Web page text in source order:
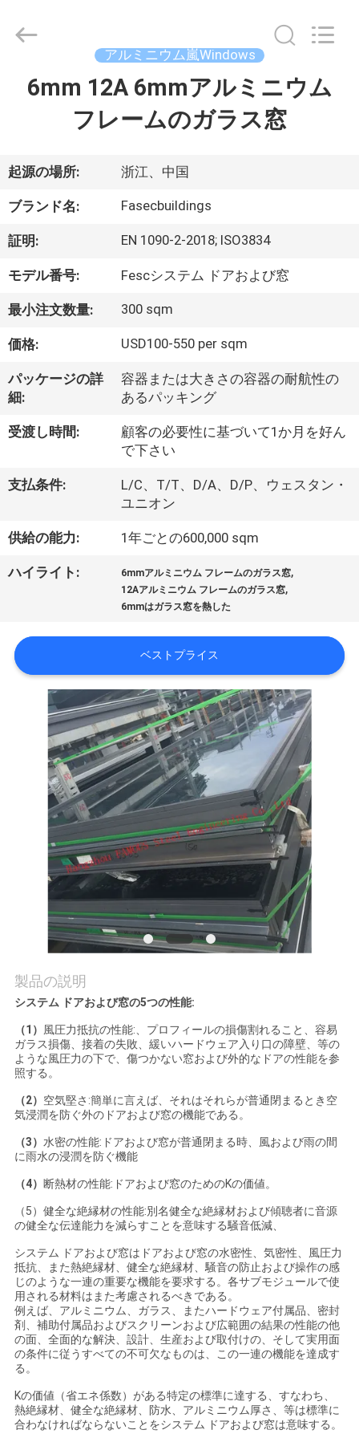
ロ
ダ
ク
ト
達
に
つ
て
工
場
行
絡
し
な
さ
い
ニ
ュ
ー
ス
場
合
引
2021
Buildings
Co.,Ltd..
アルミニウム嵐Windows
6mm 12A 6mmアルミニウム
フレームのガラス窓
起源の場所: 浙江、中国
ブランド名: Fasecbuildings
証明: EN 1090-2-2018; ISO3834
モデル番号: Fescシステム ドアおよび窓
最小注文数量: 300 sqm
価格: USD100-550 per sqm
パッケージの詳
細:
容器または大きさの容器の耐航性の
あるパッキング
受渡し時間:
顧客の必要性に基づいて1か月を好ん
で下さい
支払条件:
L/C、T/T、D/A、D/P、ウェスタン・
ユニオン
供給の能力: 1年ごとの600,000 sqm
ハイライト: 6mmアルミニウム フレームのガラス窓,
12Aアルミニウム フレームのガラス窓,
6mmはガラス窓を熱した
ベストプライス
製品の説明
システム ドアおよび窓の5つの性能:
（1） 風圧力抵抗の性能:、プロフィールの損傷割れること、容易
ガラス損傷、接着の失敗、緩いハードウェア入り口の障壁、等の
ような風圧力の下で、傷つかない窓および外的なドアの性能を参
照する。
（2） 空気堅さ:簡単に言えば、それはそれらが普通閉まるとき空
気浸潤を防ぐ外のドアおよび窓の機能である。
（3） 水密の性能:ドアおよび窓が普通閉まる時、風および雨の間
に雨水の浸潤を防ぐ機能
（4） 断熱材の性能:ドアおよび窓のためのKの価値。
（5）健全な絶縁材の性能:別名健全な絶縁材および傾聴者に音源
の健全な伝達能力を減らすことを意味する騒音低減、
システム ドアおよび窓はドアおよび窓の水密性、気密性、風圧力
抵抗、また熱絶縁材、健全な絶縁材、騒音の防止および操作の感
じのような一連の重要な機能を要求する。各サブモジュールで使
用される材料はまた考慮されるべきである。
例えば、アルミニウム、ガラス、またハードウェア付属品、密封
剤、補助付属品およびスクリーンおよび広範囲の結果の性能の他
の面、全面的な解決、設計、生産および取付けの、そして実用面
の条件に従うすべての不可欠なものは、この一連の機能を達成す
る。
Kの価値（省エネ係数）がある特定の標準に達する、すなわち、
熱絶縁材、健全な絶縁材、防水、アルミニウム厚さ、等は標準に
合わなければならないことをシステム ドアおよび窓は意味する。